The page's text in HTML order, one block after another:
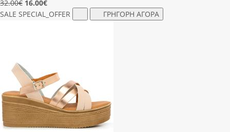
32.00€ 16.00€
SALE SPECIAL_OFFER ΓΡΗΓΟΡΗ ΑΓΟΡΑ